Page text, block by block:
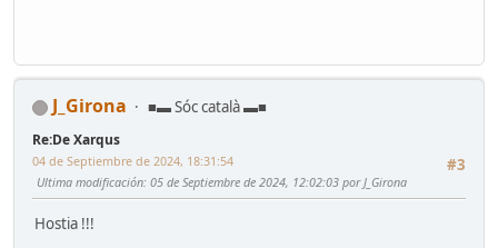
J_Girona ■▬ Sóc català ▬■
Re:De Xarqus
#3
04 de Septiembre de 2024, 18:31:54
Ultima modificación: 05 de Septiembre de 2024, 12:02:03 por J_Girona
Hostia !!!